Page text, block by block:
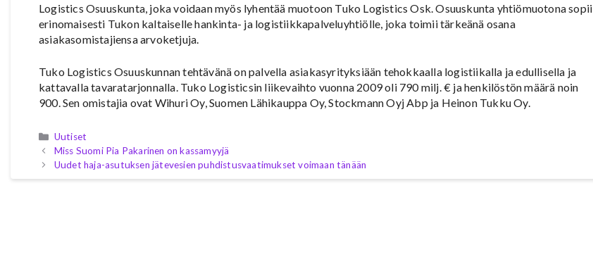
Logistics Osuuskunta, joka voidaan myös lyhentää muotoon Tuko Logistics Osk. Osuuskunta yhtiömuotona sopii
erinomaisesti Tukon kaltaiselle hankinta- ja logistiikkapalveluyhtiölle, joka toimii tärkeänä osana
asiakasomistajiensa arvoketjuja.
Tuko Logistics Osuuskunnan tehtävänä on palvella asiakasyrityksiään tehokkaalla logistiikalla ja edullisella ja
kattavalla tavaratarjonnalla. Tuko Logisticsin liikevaihto vuonna 2009 oli 790 milj. € ja henkilöstön määrä noin
900. Sen omistajia ovat Wihuri Oy, Suomen Lähikauppa Oy, Stockmann Oyj Abp ja Heinon Tukku Oy.
Kategoriat
Uutiset
Miss Suomi Pia Pakarinen on kassamyyjä
Uudet haja-asutuksen jätevesien puhdistusvaatimukset voimaan tänään